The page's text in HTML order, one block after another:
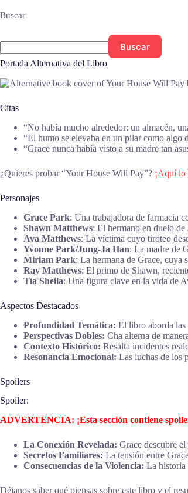
Buscar
Buscar
Portada Alternativa del Libro
Citas
“No había mucho alrededor: un almacén,
“El humo se elevaba en un pilar como
“Grace nunca había visto a su madre tan
¿Quieres probar “Your House Will Pay”? ¡Aquí lo
Personajes
Grace Park: Una trabajadora de farmacia
Shawn Matthews: El hermano en duelo
Ava Matthews: La víctima cuyo tiroteo
Yvonne Park/Jung-Ja Han: La madre de
Miriam Park: La hermana de Grace, cuya
Ray Matthews: El primo de Shawn,
Tía Sheila: Una figura clave en la vida de
Aspectos Destacados
Profundidad Temática: El libro aborda las
Perspectivas Dobles: Cha alterna de
Contexto Histórico: Resalta incidentes
Resonancia Emocional: Las luchas de los
Spoilers
Spoiler:
ADVERTENCIA: ¡Esta sección contiene
La Conexión Revelada: Grace descubre
Secretos Familiares: La tensión entre
Consecuencias de la Violencia: La historia
Déjanos saber qué piensas sobre este libro y el